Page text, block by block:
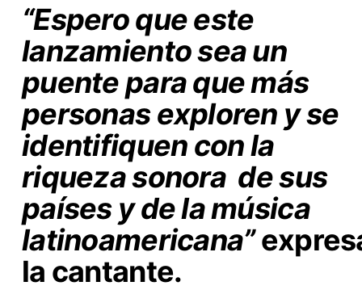
“Espero que este
lanzamiento sea un
puente para que más
personas exploren y se
identifiquen con la
riqueza sonora de sus
países y de la música
latinoamericana”
la cantante.